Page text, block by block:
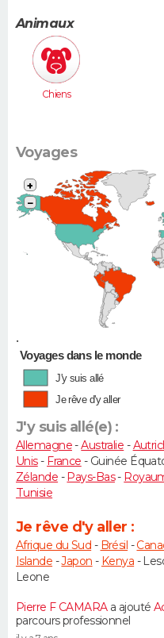
Animaux
Chiens
Voyages
•
+
−
Voyages dans le monde
J'y suis allé
Je rêve d'y aller
J'y suis allé(e) :
Allemagne-Australie -
Unis- France - Guinée
Zélande - Pays-Bas-
Tunisie
Je rêve d'y aller :
Afrique du Sud - Brésil -
Islande -Japon - Kenya -
Leone
Pierre F CAMARAa ajouté
parcours professionnel